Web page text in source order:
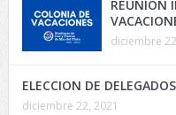
REUNIÓN
diciembre
ELECCION DE
diciembre 22, 2021